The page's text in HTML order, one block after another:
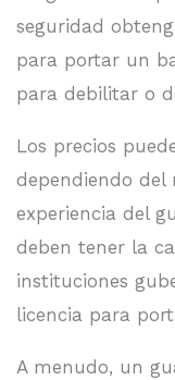
seguridad
para portar un
para debilitar o
Los precios
dependiendo del
experiencia del
deben tener la
instituciones
licencia para
A menudo, un